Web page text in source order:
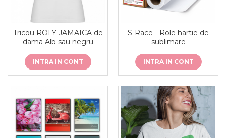
Tricou ROLY JAMAICA de
dama Alb sau negru
INTRA IN CONT
S-Race - Role hartie de
sublimare
INTRA IN CONT